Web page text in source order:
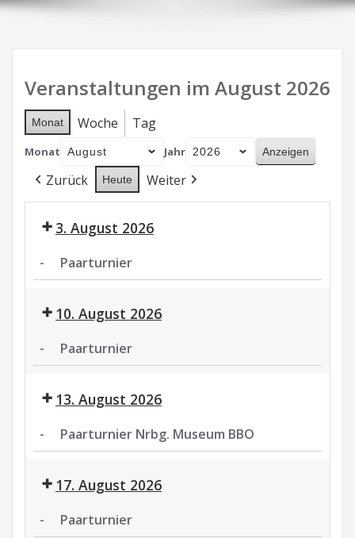
Veranstaltungen im August 2026
Monat Woche Tag
Monat Jahr
Zurück Heute Weiter
3. August 2026
- Paarturnier
10. August 2026
- Paarturnier
13. August 2026
- Paarturnier Nrbg. Museum BBO
Nrbg.
Museum17. August 2026
- Paarturnier